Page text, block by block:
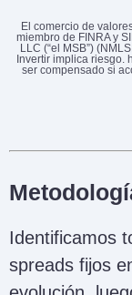
El comercio de
miembro de FINRA y
LLC (“el MSB”)
Invertir implica riesgo.
ser compensado si
Identificamos
spreads fijos